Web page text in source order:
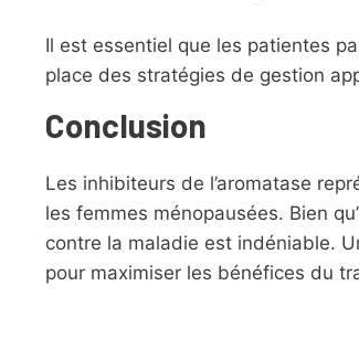
Il est essentiel que les patientes
place des stratégies de gestion
Conclusion
Les inhibiteurs de l’aromatase
les femmes ménopausées. Bien
contre la maladie est indéniable.
pour maximiser les bénéfices du